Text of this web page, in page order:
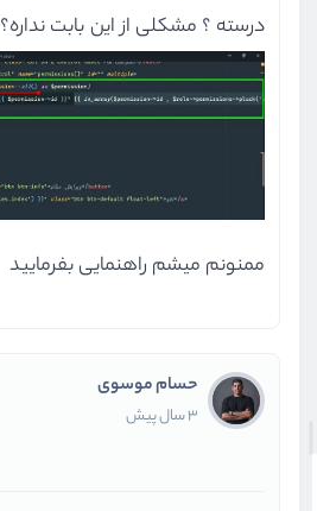
درسته ؟ مشکلی از این بابت نداره؟
ممنونم میشم راهنمایی بفرمایید
حسام موسوی
3 سال پیش